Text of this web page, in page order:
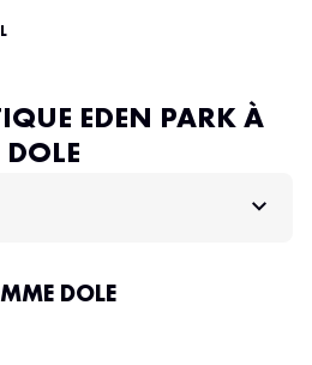
EDEN PARK À
DOLE
DOLE